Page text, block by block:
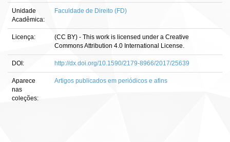
Unidade
Acadêmica:
Faculdade de Direito (FD)
Licença:
(CC BY) - This work is licensed under a Creative
Commons Attribution 4.0 International License.
DOI: http://dx.doi.org/10.1590/2179-8966/2017/25639
Aparece
nas
coleções:
Artigos publicados em periódicos e afins